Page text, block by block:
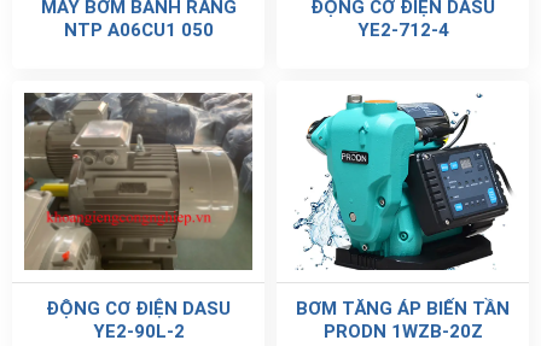
MÁY BƠM BÁNH RĂNG
NTP A06CU1 050
ĐỘNG CƠ ĐIỆN DASU
YE2-712-4
ĐỘNG CƠ ĐIỆN DASU
YE2-90L-2
BƠM TĂNG ÁP BIẾN TẦN
PRODN 1WZB-20Z